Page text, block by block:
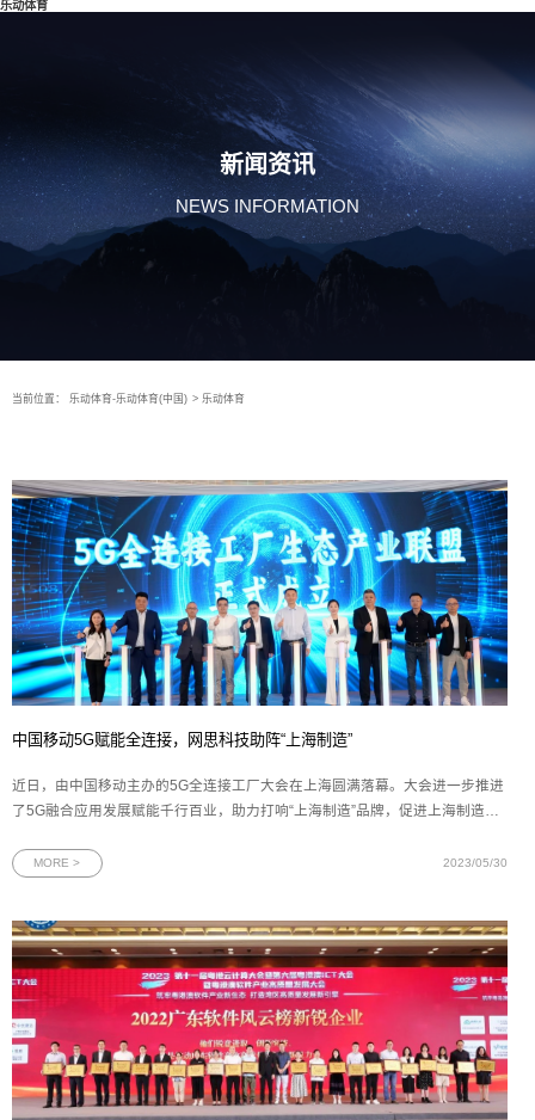
乐动体育
新闻资讯
NEWS INFORMATION
当前位置： 乐动体育-乐动体育(中国) > 乐动体育
中国移动5G赋能全连接，网思科技助阵“上海制造”
近日，由中国移动主办的5G全连接工厂大会在上海圆满落幕。大会进一步推进
了5G融合应用发展赋能千行百业，助力打响“上海制造”品牌，促进上海制造业
伙伴，网思科技副总裁肖君应邀出席大会，并参与5G全连接工厂生态产业联盟
MORE > 2023/05/30